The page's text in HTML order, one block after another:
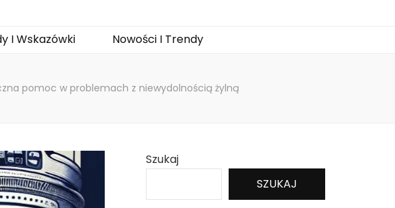
I Wskazówki Nowości I Trendy
pomoc w problemach z niewydolnością żylną
Szukaj
SZUKAJ